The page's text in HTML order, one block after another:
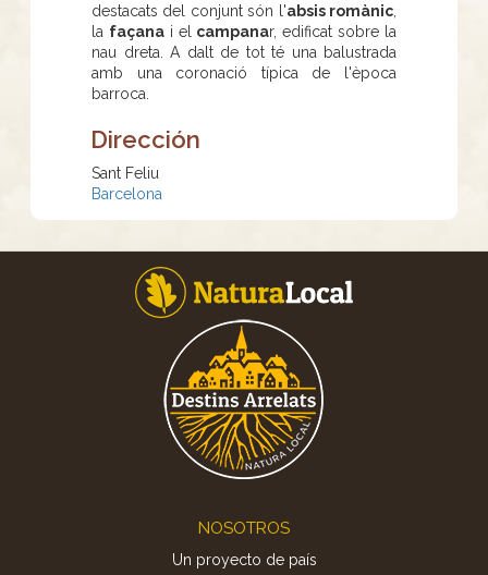
destacats del conjunt són l'absis romànic
la façanai el campanar, edificat sobre la
nau dreta. A dalt de tot té una balustrada
amb una coronació típica de l'època
barroca.
Dirección
Sant Feliu
Barcelona
NOSOTROS
Un proyecto de país